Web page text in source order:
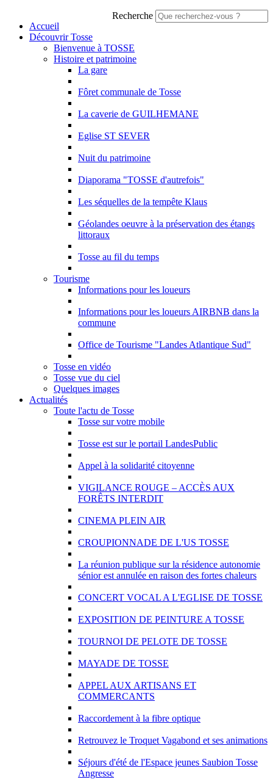
Recherche
Accueil
Découvrir Tosse
Bienvenue à TOSSE
Histoire et patrimoine
La gare
Fôret communale de Tosse
La caverie de GUILHEMANE
Eglise ST SEVER
Nuit du patrimoine
Diaporama "TOSSE d'autrefois"
Les séquelles de la tempête Klaus
Géolandes oeuvre à la préservation des étangs
littoraux
Tosse au fil du temps
Tourisme
Informations pour les loueurs
Informations pour les loueurs AIRBNB dans la
commune
Office de Tourisme "Landes Atlantique Sud"
Tosse en vidéo
Tosse vue du ciel
Quelques images
Actualités
Toute l'actu de Tosse
Tosse sur votre mobile
Tosse est sur le portail LandesPublic
Appel à la solidarité citoyenne
VIGILANCE ROUGE – ACCÈS AUX
FORÊTS INTERDIT
CINEMA PLEIN AIR
CROUPIONNADE DE L'US TOSSE
La réunion publique sur la résidence autonomie
sénior est annulée en raison des fortes chaleurs
CONCERT VOCAL A L'EGLISE DE TOSSE
EXPOSITION DE PEINTURE A TOSSE
TOURNOI DE PELOTE DE TOSSE
MAYADE DE TOSSE
APPEL AUX ARTISANS ET
COMMERCANTS
Raccordement à la fibre optique
Retrouvez le Troquet Vagabond et ses animations
Séjours d'été de l'Espace jeunes Saubion Tosse
Angresse